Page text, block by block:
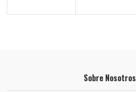
Sobre Nosotros